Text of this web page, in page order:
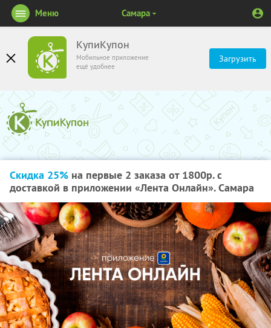
КупиКупон
Мобильное приложение
ещё удобнее
Загрузить
Меню Самара
Скидка 25% на первые 2 заказа от 1800р. с
доставкой в приложении «Лента Онлайн». Самара